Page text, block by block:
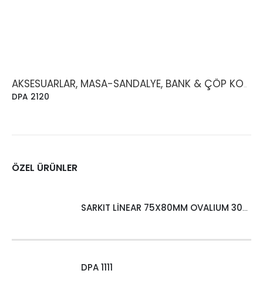
DPA 2120
ÖZEL ÜRÜNLER
SARKIT LİNEAR 75X80MM OVALIUM 30W 4000 LM MT
DPA 1111